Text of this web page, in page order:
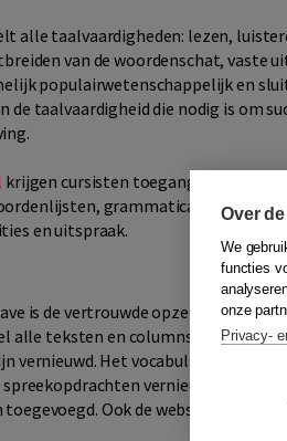
alle taalvaardigheden: lezen,
van de woordenschat, vaste
populairwetenschappelijk en
de taalvaardigheid die nodig is om
krijgen cursisten toegang tot
grammaticaoverzichten
en uitspraak.
is de vertrouwde opzet van de
alle teksten en columns zijn
vernieuwd. Het vocabulaire en de
vernieuwd, is er
Ook de website is
Over
We
functies
onze
Privacy-